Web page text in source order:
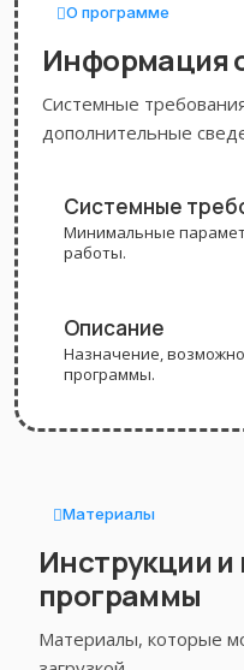
О программе
Информация
Системные
дополнительные
Системные
Минимальные
работы.
Описание
Назначение,
программы.
Материалы
Инструкции
программы
Материалы, которые